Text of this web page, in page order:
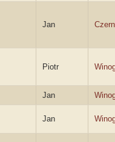
Jan
Piotr
Jan
Jan